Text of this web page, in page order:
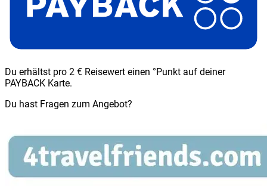
Du erhältst pro 2 € Reisewert einen °Punkt auf deiner
PAYBACK Karte.
Du hast Fragen zum Angebot?